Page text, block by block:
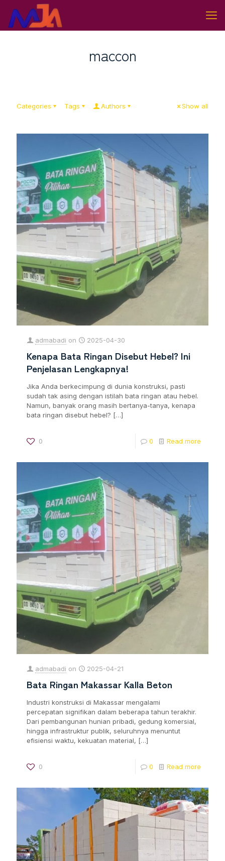
maccon
Categories Tags Authors Show all
admabadi on 2025-04-30
Kenapa Bata Ringan Disebut Hebel? Ini
Penjelasan Lengkapnya!
Jika Anda berkecimpung di dunia konstruksi, pasti
sudah tak asing dengan istilah bata ringan atau hebel.
Namun, banyak orang masih bertanya-tanya, kenapa
bata ringan disebut hebel? […]
0 0 Read more
admabadi on 2025-04-21
Bata Ringan Makassar Kalla Beton
Industri konstruksi di Makassar mengalami
percepatan signifikan dalam beberapa tahun terakhir.
Dari pembangunan hunian pribadi, gedung komersial,
hingga infrastruktur publik, seluruhnya menuntut
efisiensi waktu, kekuatan material, […]
0 0 Read more